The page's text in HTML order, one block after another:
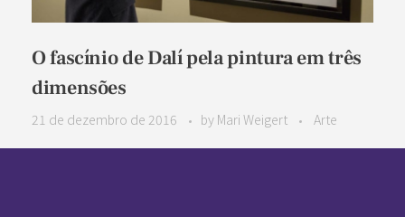
O fascínio de Dalí pela pintura em três
dimensões
21 de dezembro de 2016 by Mari Weigert Arte